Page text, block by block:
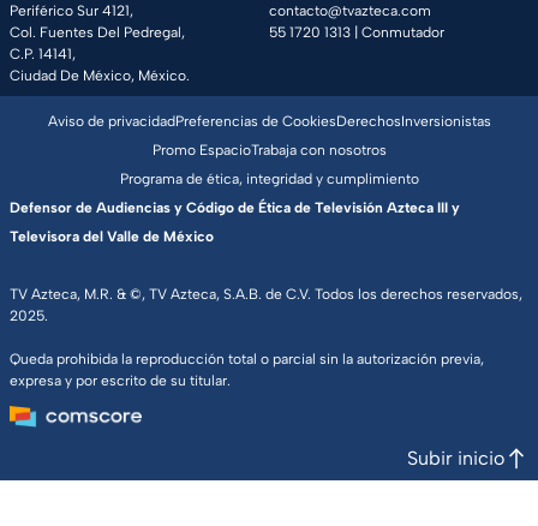
Periférico Sur 4121,
Col. Fuentes Del Pedregal,
C.P. 14141,
Ciudad De México, México.
contacto@tvazteca.com
55 1720 1313 | Conmutador
TV Azteca, M.R. & ©, TV Azteca, S.A.B. de C.V. Todos los derechos reservados,
2025.
Queda prohibida la reproducción total o parcial sin la autorización previa,
expresa y por escrito de su titular.
Aviso de privacidadPreferencias de CookiesDerechosInversionistas
Promo EspacioTrabaja con nosotros
Programa de ética, integridad y cumplimiento
Defensor de Audiencias y Código de Ética de Televisión Azteca III y
Televisora del Valle de México
Subir inicio